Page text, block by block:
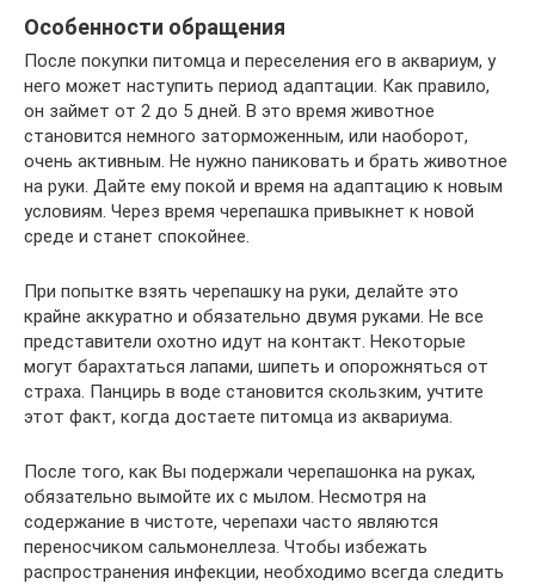
Особенности обращения
После покупки питомца и переселения его в аквариум, у
него может наступить период адаптации. Как правило,
он займет от 2 до 5 дней. В это время животное
становится немного заторможенным, или наоборот,
очень активным. Не нужно паниковать и брать животное
на руки. Дайте ему покой и время на адаптацию к новым
условиям. Через время черепашка привыкнет к новой
среде и станет спокойнее.
При попытке взять черепашку на руки, делайте это
крайне аккуратно и обязательно двумя руками. Не все
представители охотно идут на контакт. Некоторые
могут барахтаться лапами, шипеть и опорожняться от
страха. Панцирь в воде становится скользким, учтите
этот факт, когда достаете питомца из аквариума.
После того, как Вы подержали черепашонка на руках,
обязательно вымойте их с мылом. Несмотря на
содержание в чистоте, черепахи часто являются
переносчиком сальмонеллеза. Чтобы избежать
распространения инфекции, необходимо всегда следить